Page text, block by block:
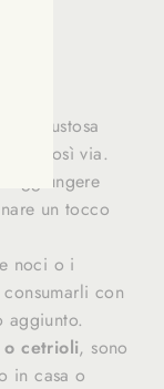
gustosa
e così via.
aggiungere
un tocco
noci o i
con
aggiunto.
o cetrioli, sono
in casa o